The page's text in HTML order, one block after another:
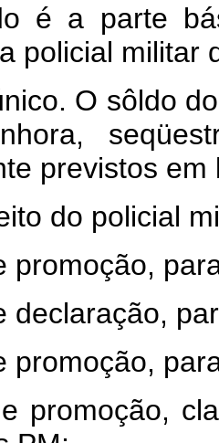
é a parte
policial militar
O sôldo
previstos em
do policial
promoção,
declaração,
promoção,
promoção,